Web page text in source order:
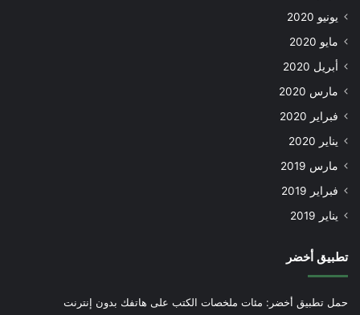
يونيو 2020
مايو 2020
أبريل 2020
مارس 2020
فبراير 2020
يناير 2020
مارس 2019
فبراير 2019
يناير 2019
تطبيق أخضر
حمل تطبيق أخضر: مئات ملخصات الكتب على هاتفك بدون إنترنت